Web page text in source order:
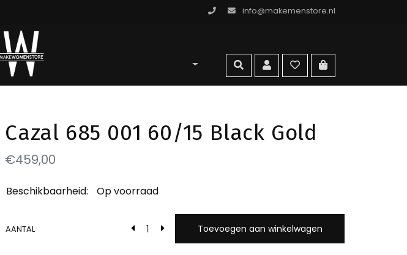
info@makemenstore.nl
ga naar de men store
zoekenaccountwishlistga naar
Cazal 685 001 60/15 Black Gold
€459,00
Beschikbaarheid: Op voorraad
AANTAL Toevoegen aan winkelwagen